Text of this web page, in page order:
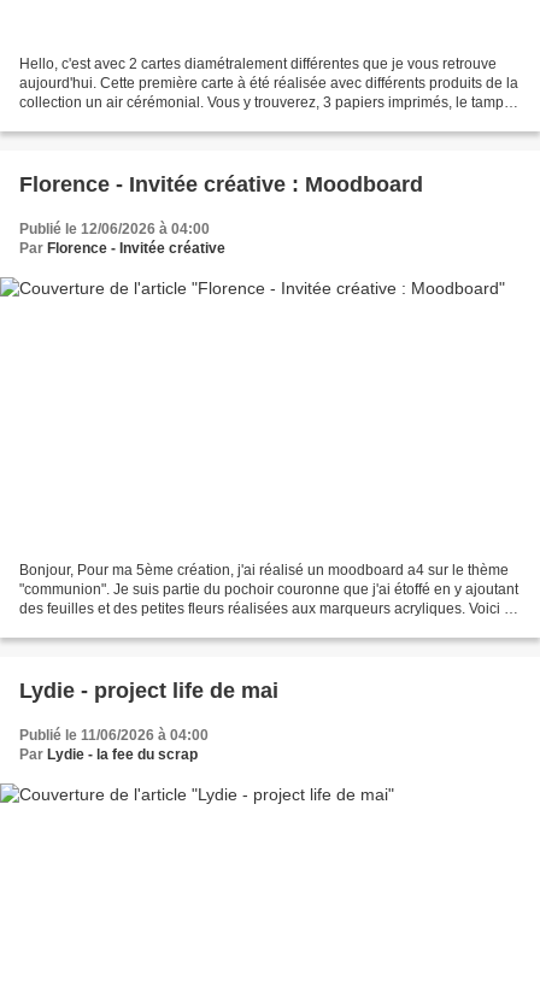
Hello, c'est avec 2 cartes diamétralement différentes que je vous retrouve
aujourd'hui. Cette première carte à été réalisée avec différents produits de la
collection un air cérémonial. Vous y trouverez, 3 papiers imprimés, le tampon
Florence - Invitée créative : Moodboard
Publié le 12/06/2026 à 04:00
Par Florence - Invitée créative
Bonjour, Pour ma 5ème création, j'ai réalisé un moodboard a4 sur le thème
"communion". Je suis partie du pochoir couronne que j'ai étoffé en y ajoutant
des feuilles et des petites fleurs réalisées aux marqueurs acryliques. Voici la
Lydie - project life de mai
Publié le 11/06/2026 à 04:00
Par Lydie - la fee du scrap